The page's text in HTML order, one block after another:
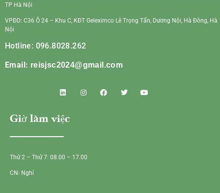
TP Hà Nội
VPĐD: C36 Ô 24 – Khu C, KĐT Geleximco Lê Trọng Tấn, Dương Nội, Hà Đông, Hà
Nội
Hotline: 096.8028.262
Email: reisjsc2024@gmail.com
Giờ làm việc
Thứ 2 – Thứ 7: 08.00 – 17.00
CN: Nghỉ